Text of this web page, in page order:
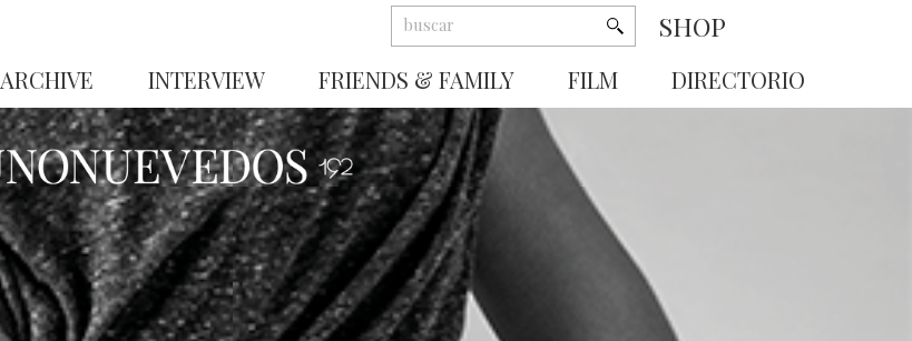
SHOP
ARCHIVE INTERVIEW FRIENDS & FAMILY FILM DIRECTORIO